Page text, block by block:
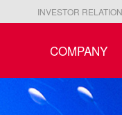
INVESTOR
COMPANY